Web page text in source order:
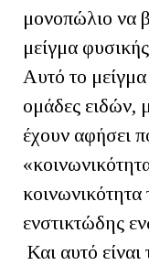
μονοπώλιο να
μείγμα
Αυτό το
ομάδες ειδών,
έχουν αφήσει
κοινωνικότητα
ενστικτώδης
Και αυτό